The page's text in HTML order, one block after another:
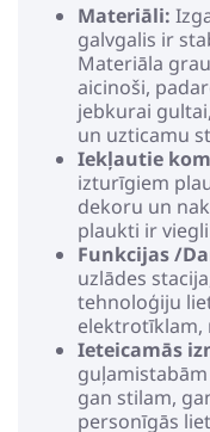
Materiāli:
galvgalis ir
Materiāla
aicinoši,
jebkurai
un uzticamu
Iekļautie
izturīgiem
dekoru un
plaukti ir
Funkcijas /
uzlādes
tehnoloģiju
elektrotīklam,
Ieteicamās
gan stilam,
personīgās